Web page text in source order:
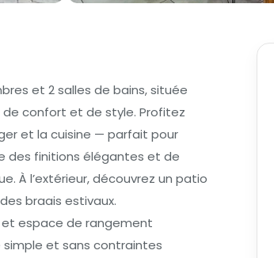
et 2 salles de bains, située
de confort et de style. Profitez
et la cuisine — parfait pour
des finitions élégantes et de
À l’extérieur, découvrez un patio
braais estivaux.
espace de rangement
simple et sans contraintes